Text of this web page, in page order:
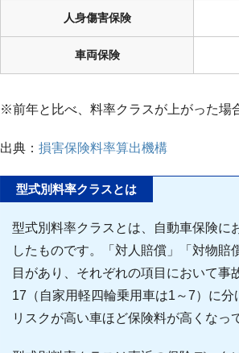
人身傷害保険
車両保険
※前年と比べ、料率クラスが上がった場
出典： 損害保険料率算出機構
型式別料率クラスとは
型式別料率クラスとは、自動車保険に
したものです。「対人賠償」「対物
目があり、それぞれの項目において事
17（自家用軽四輪乗用車は1～7）に
リスクが高い車ほど保険料が高くなっ